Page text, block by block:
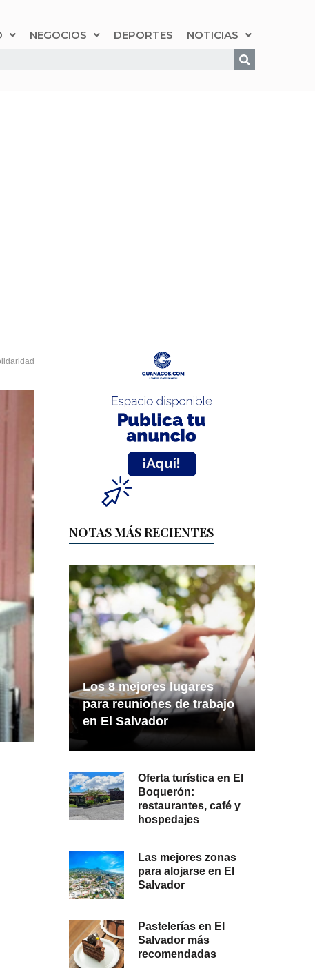
NEGOCIOS DEPORTES NOTICIAS
NOTAS MÁS RECIENTES
Los 8 mejores lugares
para reuniones de trabajo
en El Salvador
Oferta turística en El
Boquerón:
restaurantes, café y
hospedajes
Las mejores zonas
para alojarse en El
Salvador
Pastelerías en El
Salvador más
recomendadas